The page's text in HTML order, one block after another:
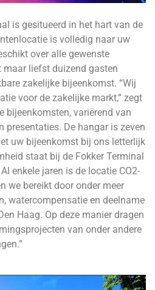
is gesitueerd in het hart van de
is volledig naar uw
over alle gewenste
liefst duizend gasten
zakelijke bijeenkomst. “Wij
voor de zakelijke markt,” zegt
bijeenkomsten, variërend van
presentaties. De hangar is zeven
uw bijeenkomst bij ons letterlijk
staat bij de Fokker Terminal
enkele jaren is de locatie CO2-
we bereikt door onder meer
watercompensatie en deelname
Haag. Op deze manier dragen
van onder andere